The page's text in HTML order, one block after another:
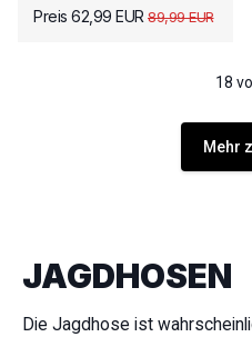
Preis 62,99 EUR 89,99 EUR
18
Mehr
JAGDHOSEN
Die Jagdhose ist